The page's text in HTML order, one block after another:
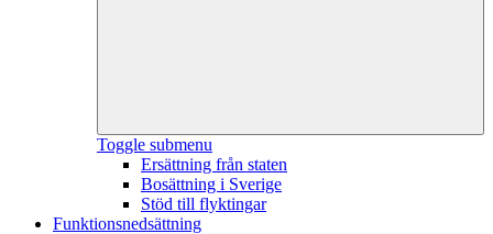
Toggle submenu
Ersättning från staten
Bosättning i Sverige
Stöd till flyktingar
Funktionsnedsättning